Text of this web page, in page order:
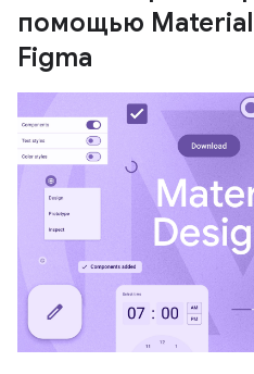
помощью Material
Figma